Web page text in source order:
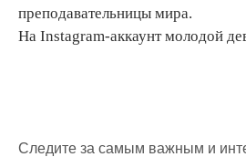
преподавательницы мира.
На Instagram-аккаунт молодой
Следите за самым важным и